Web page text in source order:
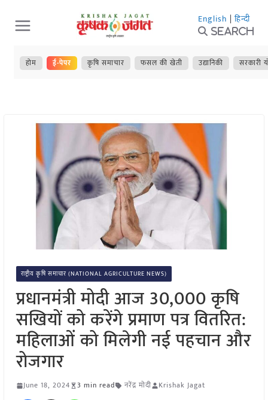
Skip
to
content
English | हिन्दी
Search
होम ई-पेपर कृषि समाचार फसल की खेती उद्यानिकी सरकारी
राष्ट्रीय कृषि समाचार (NATIONAL AGRICULTURE NEWS)
प्रधानमंत्री मोदी आज 30,000 कृषि
सखियों को करेंगे प्रमाण पत्र वितरित:
महिलाओं को मिलेगी नई पहचान और
रोजगार
June 18, 2024 3 min read नरेंद्र मोदी Krishak Jagat